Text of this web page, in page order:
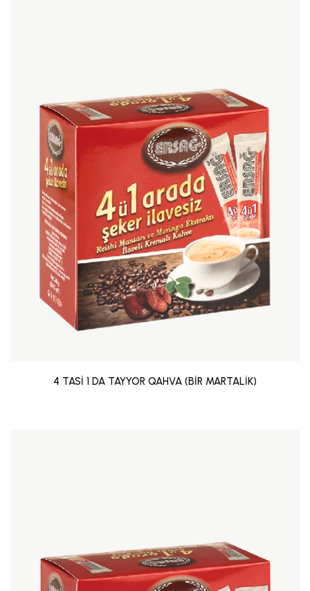
4 TASİ 1 DA TAYYOR QAHVA (BİR MARTALİK)